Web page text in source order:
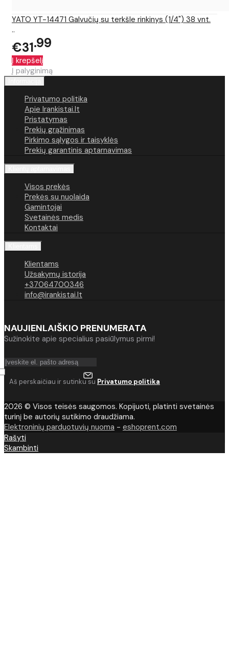
YATO YT-14471 Galvučių su terkšle rinkinys (1/4") 38 vnt.
..
€31 99
Į krepšelį
Į palyginimą
Privatumo politika
Apie Irankistai.lt
Pristatymas
Prekių grąžinimas
Pirkimo sąlygos ir taisyklės
Prekių garantinis aptarnavimas
Visos prekės
Prekės su nuolaida
Gamintojai
Svetainės medis
Kontaktai
Klientams
Užsakymų istorija
+37064700346
info@irankistai.lt
NAUJIENLAIŠKIO PRENUMERATA
Sužinokite apie specialius pasiūlymus pirmi!
Aš perskaičiau ir sutinku su Privatumo politika
2026 © Visos teisės saugomos. Kopijuoti, platinti svetainės
turinį be autorių sutikimo draudžiama.
Elektroninių parduotuvių nuoma - eshoprent.com
Rašyti
Skambinti